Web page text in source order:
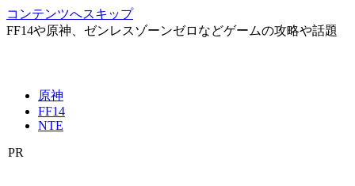
コンテンツへスキップ
FF14や原神、ゼンレスゾーンゼロなどゲームの攻略や話題
原神
FF14
NTE
PR